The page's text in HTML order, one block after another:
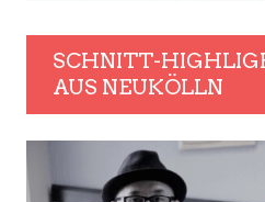
SCHNITT-
AUS NEUKÖLLN